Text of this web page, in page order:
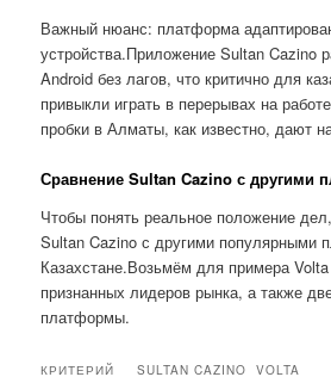
Важный нюанс: платформа
устройства.Приложение Sultan Cazino
Android без лагов, что критично для
привыкли играть в перерывах на
пробки в Алматы, как известно, дают
Сравнение Sultan Cazino с другими
Чтобы понять реальное положение
Sultan Cazino с другими популярными
Казахстане.Возьмём для примера Volta
признанных лидеров рынка, а также
платформы.
КРИТЕРИЙ SULTAN CAZINO
VOLTA